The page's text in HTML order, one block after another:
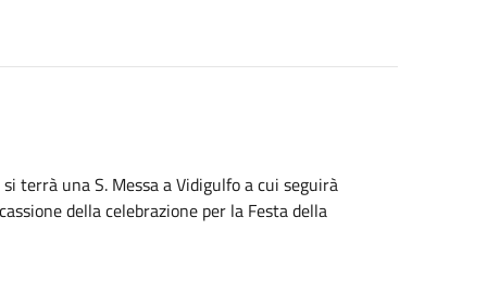
terrà una S. Messa a Vidigulfo a cui seguirà
della celebrazione per la Festa della